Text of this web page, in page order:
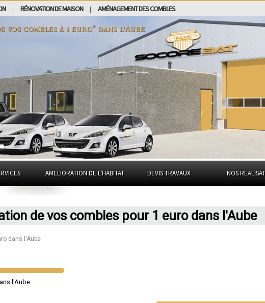
RÉNOVATION DE MAISON AMÉNAGEMENT DES COMBLES
vos combles à 1 euro* dansl'Aube
AMELIORATION DE L'HABITAT DEVIS TRAVAUX NOS
de vos combles pour 1 euro dans l'Aube
dans l'Aube